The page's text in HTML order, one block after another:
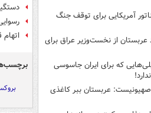
۱۱ سناتور آمریکایی برای توقف جنگ
از نخست‌وزیر عراق برای
که برای ایران جاسوسی
عربستان ببر کاغذی
دستگیری ۱۹ هلندی به دلیل اعتراض